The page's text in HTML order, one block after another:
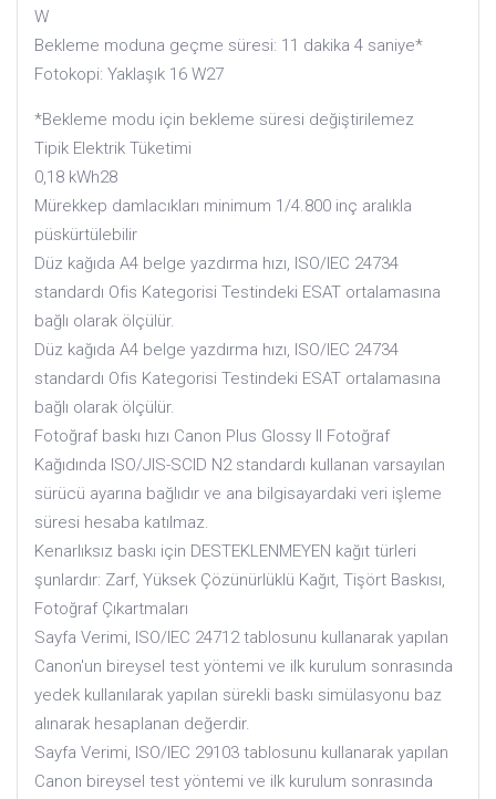
W
Bekleme moduna geçme süresi: 11 dakika 4 saniye*
Fotokopi: Yaklaşık 16 W27
*Bekleme modu için bekleme süresi değiştirilemez
Tipik Elektrik Tüketimi
0,18 kWh28
Mürekkep damlacıkları minimum 1/4.800 inç aralıkla
püskürtülebilir
Düz kağıda A4 belge yazdırma hızı, ISO/IEC 24734
standardı Ofis Kategorisi Testindeki ESAT ortalamasına
bağlı olarak ölçülür.
Düz kağıda A4 belge yazdırma hızı, ISO/IEC 24734
standardı Ofis Kategorisi Testindeki ESAT ortalamasına
bağlı olarak ölçülür.
Fotoğraf baskı hızı Canon Plus Glossy II Fotoğraf
Kağıdında ISO/JIS-SCID N2 standardı kullanan varsayılan
sürücü ayarına bağlıdır ve ana bilgisayardaki veri işleme
süresi hesaba katılmaz.
Kenarlıksız baskı için DESTEKLENMEYEN kağıt türleri
şunlardır: Zarf, Yüksek Çözünürlüklü Kağıt, Tişört Baskısı,
Fotoğraf Çıkartmaları
Sayfa Verimi, ISO/IEC 24712 tablosunu kullanarak yapılan
Canon'un bireysel test yöntemi ve ilk kurulum sonrasında
yedek kullanılarak yapılan sürekli baskı simülasyonu baz
alınarak hesaplanan değerdir.
Sayfa Verimi, ISO/IEC 29103 tablosunu kullanarak yapılan
Canon bireysel test yöntemi ve ilk kurulum sonrasında